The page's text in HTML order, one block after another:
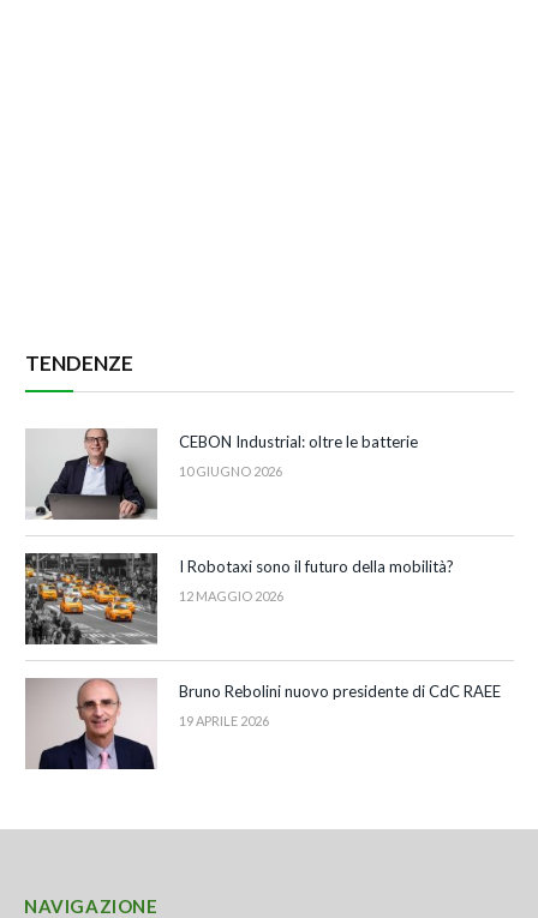
TENDENZE
CEBON Industrial: oltre le batterie
10 GIUGNO 2026
I Robotaxi sono il futuro della mobilità?
12 MAGGIO 2026
Bruno Rebolini nuovo presidente di CdC RAEE
19 APRILE 2026
NAVIGAZIONE